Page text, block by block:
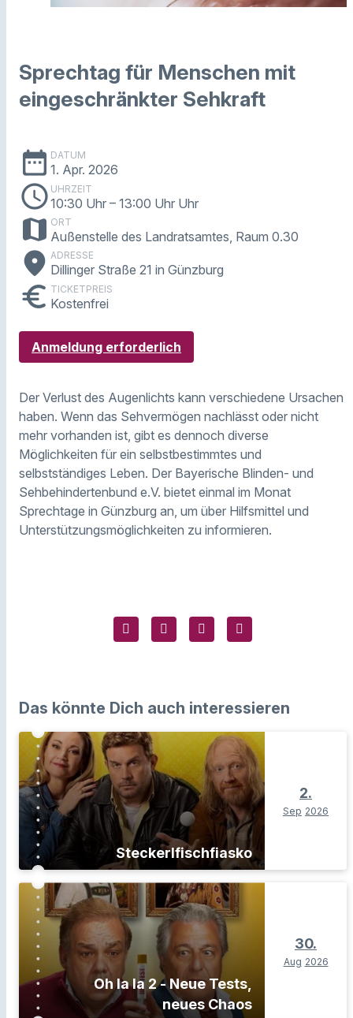
Sprechtag für Menschen mit
eingeschränkter Sehkraft
date_range DATUM
1. Apr. 2026
schedule UHRZEIT
10:30 Uhr – 13:00 Uhr Uhr
map ORT
Außenstelle des Landratsamtes, Raum 0.30
place ADRESSE
Dillinger Straße 21 in Günzburg
euro TICKETPREIS
Kostenfrei
Anmeldung erforderlich
Der Verlust des Augenlichts kann verschiedene Ursachen
haben. Wenn das Sehvermögen nachlässt oder nicht
mehr vorhanden ist, gibt es dennoch diverse
Möglichkeiten für ein selbstbestimmtes und
selbstständiges Leben. Der Bayerische Blinden- und
Sehbehindertenbund e.V. bietet einmal im Monat
Sprechtage in Günzburg an, um über Hilfsmittel und
Unterstützungsmöglichkeiten zu informieren.
Das könnte Dich auch interessieren
Steckerlfischfiasko
2.
Sep 2026
Oh la la 2 - Neue Tests,
neues Chaos
30.
Aug 2026